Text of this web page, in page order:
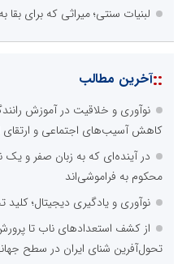
لبنیات سنتی؛ میراثی که برای بقا
::آخرین مطالب
نوآوری و خلاقیت در آموزش
کاهش آسیب‌های اجتماعی و ارتقای
در آینده‌ای که به زبان صفر و
محکوم به فراموشی‌اند
نوآوری و یادگیری دیجیتال؛
از کشف استعدادهای ناب تا
تحول‌آفرین شنای ایران در سطح